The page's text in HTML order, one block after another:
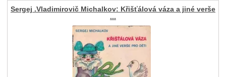
Sergej .Vladimirovič Michalkov: Křišťálová váza a jiné verše
...